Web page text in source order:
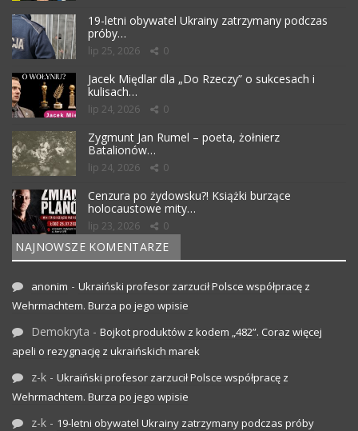
19-letni obywatel Ukrainy zatrzymany podczas
próby…
lip 25, 2026 0
Jacek Międlar dla „Do Rzeczy” o sukcesach i
kulisach…
lip 24, 2026 0
Zygmunt Jan Rumel – poeta, żołnierz
Batalionów…
lip 24, 2026 0
Cenzura po żydowsku?! Książki burzące
holocaustowe mity…
lip 23, 2026 0
NAJNOWSZE KOMENTARZE
anonim - Ukraiński profesor zarzucił Polsce współpracę z
Wehrmachtem. Burza po jego wpisie
Demokryta - Bojkot produktów z kodem „482”. Coraz więcej
apeli o rezygnację z ukraińskich marek
z-k - Ukraiński profesor zarzucił Polsce współpracę z
Wehrmachtem. Burza po jego wpisie
z-k - 19-letni obywatel Ukrainy zatrzymany podczas próby